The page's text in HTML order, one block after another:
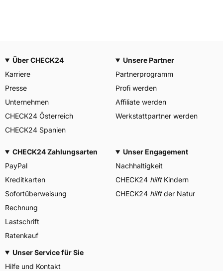
Über CHECK24
Karriere
Presse
Unternehmen
CHECK24 Österreich
CHECK24 Spanien
Unsere Partner
Partnerprogramm
Profi werden
Affiliate werden
Werkstattpartner werden
CHECK24 Zahlungsarten
PayPal
Kreditkarten
Sofortüberweisung
Rechnung
Lastschrift
Ratenkauf
Unser Engagement
Nachhaltigkeit
CHECK24 hilftKindern
CHECK24 hilftder Natur
Unser Service für Sie
Hilfe und Kontakt